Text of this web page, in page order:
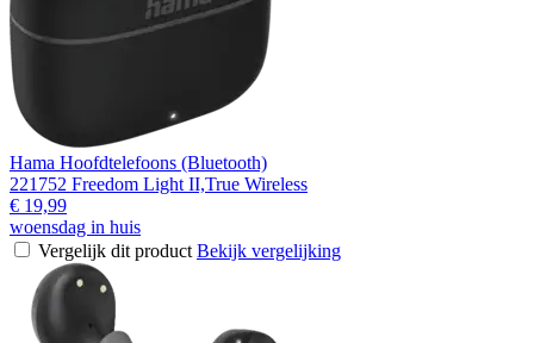
Hama Hoofdtelefoons (Bluetooth)
221752 Freedom Light II,True Wireless
€ 19,99
woensdag in huis
Vergelijk dit product Bekijk vergelijking